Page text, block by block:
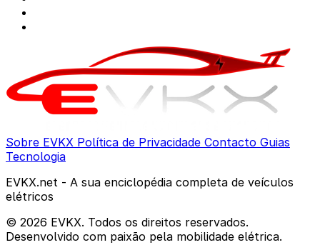
Sobre EVKX Política de Privacidade Contacto Guias
Tecnologia
EVKX.net - A sua enciclopédia completa de veículos
elétricos
© 2026 EVKX. Todos os direitos reservados.
Desenvolvido com paixão pela mobilidade elétrica.